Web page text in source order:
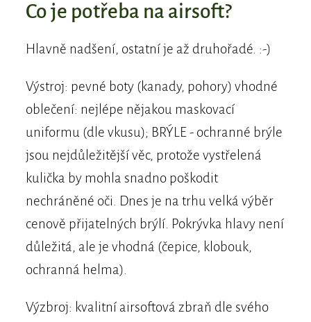
Co je potřeba na airsoft?
Hlavně nadšení, ostatní je až druhořadé. :-)
Výstroj: pevné boty (kanady, pohory) vhodné
oblečení: nejlépe nějakou maskovací
uniformu (dle vkusu); BRÝLE - ochranné brýle
jsou nejdůležitější věc, protože vystřelená
kulička by mohla snadno poškodit
nechráněné oči. Dnes je na trhu velká výběr
cenově přijatelných brýlí. Pokrývka hlavy není
důležitá, ale je vhodná (čepice, klobouk,
ochranná helma).
Výzbroj: kvalitní airsoftová zbraň dle svého